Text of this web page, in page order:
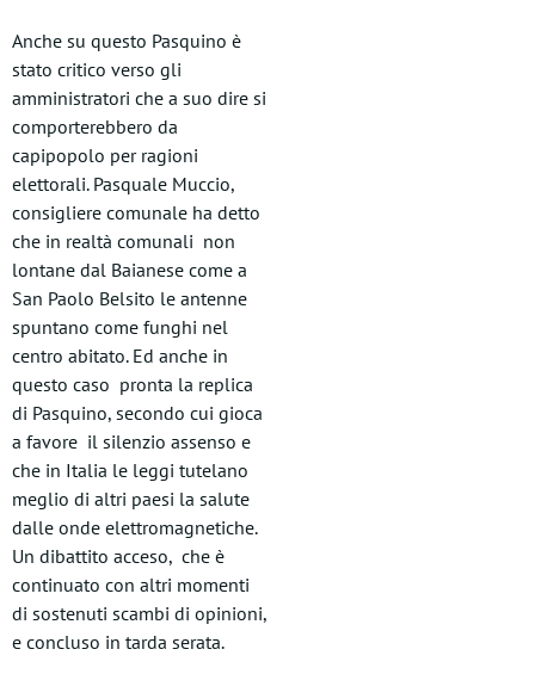
Anche su questo Pasquino è
stato critico verso gli
amministratori che a suo dire si
comporterebbero da
capipopolo per ragioni
elettorali. Pasquale Muccio,
consigliere comunale ha detto
che in realtà comunali non
lontane dal Baianese come a
San Paolo Belsito le antenne
spuntano come funghi nel
centro abitato. Ed anche in
questo caso pronta la replica
di Pasquino, secondo cui gioca
a favore il silenzio assenso e
che in Italia le leggi tutelano
meglio di altri paesi la salute
dalle onde elettromagnetiche.
Un dibattito acceso, che è
continuato con altri momenti
di sostenuti scambi di opinioni,
e concluso in tarda serata.